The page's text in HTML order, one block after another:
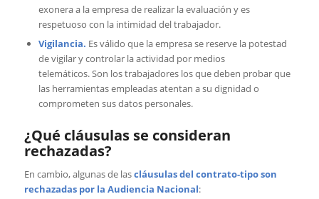
exonera a la empresa de realizar la evaluación y es
respetuoso con la intimidad del trabajador.
Vigilancia. Es válido que la empresa se reserve la potestad
de vigilar y controlar la actividad por medios
telemáticos. Son los trabajadores los que deben probar que
las herramientas empleadas atentan a su dignidad o
comprometen sus datos personales.
¿Qué cláusulas se consideran
rechazadas?
En cambio, algunas de lascláusulas del contrato-tipo son
rechazadas por la Audiencia Nacional: